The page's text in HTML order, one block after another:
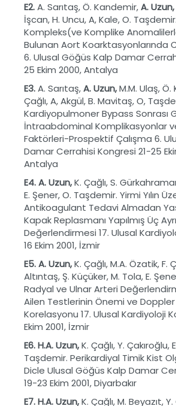
E2.A. Sarıtaş, Ö. Kandemir,A. Uzun,
İşcan, H. Uncu, A, Kale, O.
Kompleks(ve Komplike
Bulunan Aort Koarktasyonlarında
6. Ulusal Göğüs Kalp Damar
25 Ekim 2000, Antalya
E3.A. Sarıtaş,A.Uzun,M.M. Ulaş,
Çağlı, A, Akgül, B. Mavitaş, O,
Kardiyopulmoner Bypass Sonrası
İntraabdominal Komplikasyonlar
Faktörleri-Prospektif Çalışma 6.
Damar Cerrahisi Kongresi 21-25
Antalya
E4.A.Uzun,K. Çağlı, S.
E. Şener, O. Taşdemir. Yirmi Yılın
Antikoagulant Tedavi Almadan
Kapak Replasmanı Yapılmış Üç
Değerlendirmesi 17. Ulusal
16 Ekim 2001, İzmir
E5. A. Uzun,K. Çağlı, M.A. Özatik, F.
Altıntaş, Ş. Küçüker, M. Tola, E.
Radyal ve Ulnar Arteri
Ailen Testlerinin Önemi ve Doppler
Korelasyonu 17. Ulusal Kardiyoloji
Ekim 2001, İzmir
E6.H.A. Uzun,K. Çağlı, Y. Çakıroğlu,
Taşdemir. Perikardiyal Timik Kist
Dicle Ulusal Göğüs Kalp Damar
19-23 Ekim 2001, Diyarbakır
E7.H.A. Uzun,K. Çağlı, M. Beyazıt, Y.